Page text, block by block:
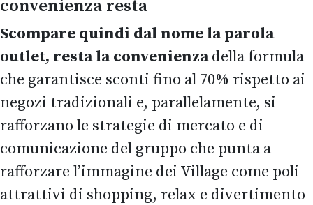
convenienza resta
Scompare quindi dal nome la parola
outlet, resta la convenienzadella formula
che garantisce sconti fino al 70% rispetto ai
negozi tradizionali e, parallelamente, si
rafforzano le strategie di mercato e di
comunicazione del gruppo che punta a
rafforzare l’immagine dei Village come poli
attrattivi di shopping, relax e divertimento